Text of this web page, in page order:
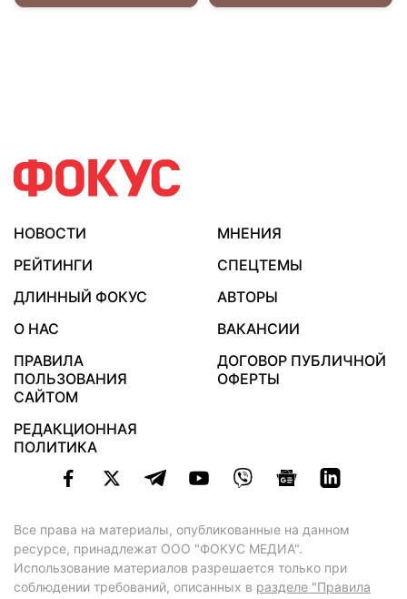
НОВОСТИ
МНЕНИЯ
РЕЙТИНГИ
СПЕЦТЕМЫ
ДЛИННЫЙ ФОКУС
АВТОРЫ
О НАС
ВАКАНСИИ
ПРАВИЛА
ПОЛЬЗОВАНИЯ
САЙТОМ
ДОГОВОР ПУБЛИЧНОЙ
ОФЕРТЫ
РЕДАКЦИОННАЯ
ПОЛИТИКА
Все права на материалы, опубликованные на данном
ресурсе, принадлежат ООО "ФОКУС МЕДИА".
Использование материалов разрешается только при
соблюдении требований, описанных в разделе "Правила